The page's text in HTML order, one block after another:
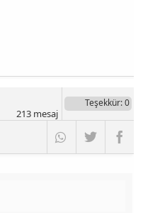
Teşekkür: 0
213mesaj